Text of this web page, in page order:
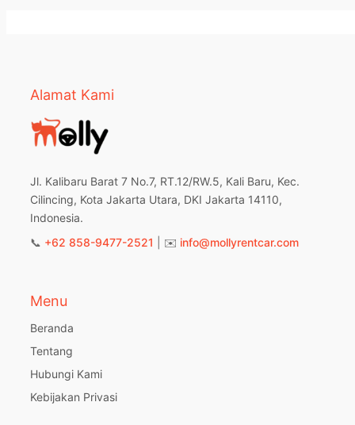
Alamat Kami
Jl. Kalibaru Barat 7 No.7, RT.12/RW.5, Kali Baru, Kec.
Cilincing, Kota Jakarta Utara, DKI Jakarta 14110,
Indonesia.
📞 +62 858-9477-2521 | ✉️ info@mollyrentcar.com
Menu
Beranda
Tentang
Hubungi Kami
Kebijakan Privasi